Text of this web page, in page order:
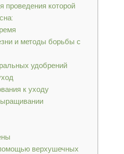
проведения которой
и методы борьбы с
удобрений
к уходу
верхушечных